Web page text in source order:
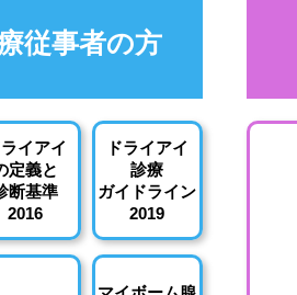
従事者の方
ライアイ
定義と
断基準
2016
ドライアイ
診療
ガイドライン
2019